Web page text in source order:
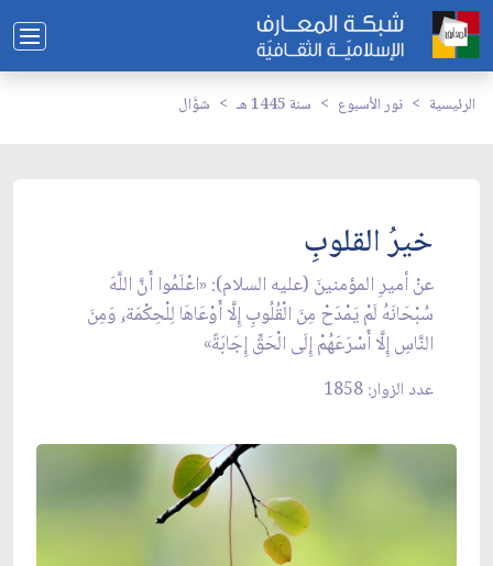
الرئيسية نور الأسبوع سنة 1445 هـ شوَّال
خيرُ القلوبِ
عنْ أميرِ المؤمنينَ (عليه السلام): «اعْلَمُوا أَنَّ اللَّهَ
سُبْحَانَهُ لَمْ يَمْدَحْ مِنَ الْقُلُوبِ إِلَّا أَوْعَاهَا لِلْحِكْمَة،ِ وَمِنَ
النَّاسِ إِلَّا أَسْرَعَهُمْ إِلَى الْحَقِّ إِجَابَةً»
عدد الزوار: 1858